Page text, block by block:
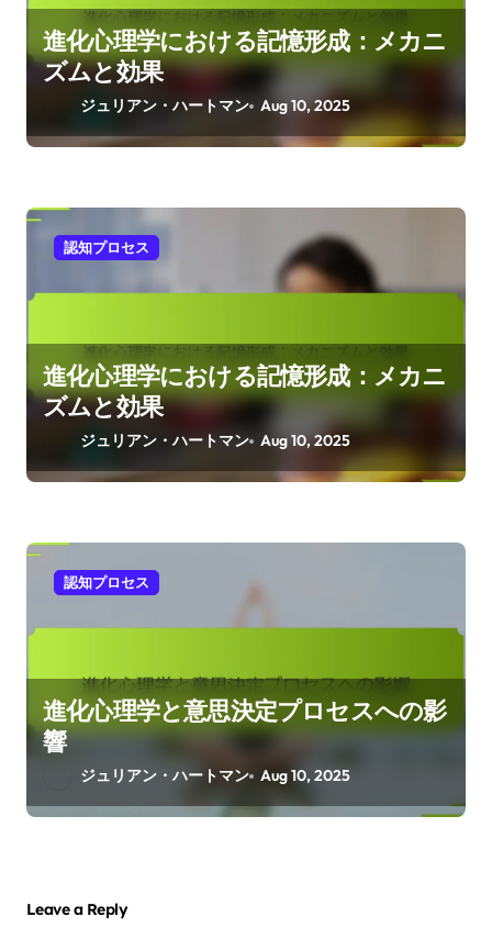
進化心理学における記憶形成：メカニ
ズムと効果
ジュリアン・ハートマン Aug 10, 2025
認知プロセス
進化心理学における記憶形成：メカニ
ズムと効果
ジュリアン・ハートマン Aug 10, 2025
認知プロセス
進化心理学と意思決定プロセスへの影
響
ジュリアン・ハートマン Aug 10, 2025
Leave a Reply